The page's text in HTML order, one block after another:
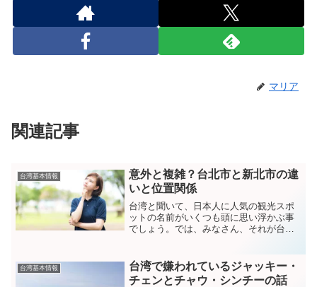
マリア
関連記事
台湾基本情報
意外と複雑？台北市と新北市の違
いと位置関係
台湾と聞いて、日本人に人気の観光スポ
ットの名前がいくつも頭に思い浮かぶ事
でしょう。では、みなさん、それが台湾
だけ地図を見ても、いま自分が台北のど
の辺りにいるのかよくわか...
台湾基本情報
台湾で嫌われているジャッキー・
チェンとチャウ・シンチーの話